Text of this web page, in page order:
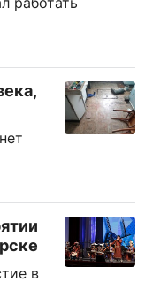
в